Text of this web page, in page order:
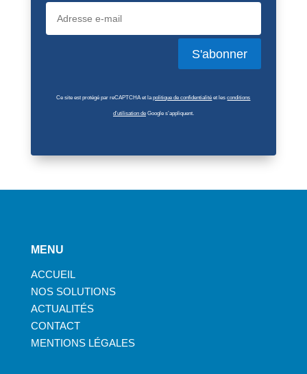
S'abonner
Ce site est protégé par reCAPTCHA et lapolitique de confidentialité et lesconditions
d’utilisation deGoogle s’appliquent.
MENU
ACCUEIL
NOS SOLUTIONS
ACTUALITÉS
CONTACT
MENTIONS LÉGALES